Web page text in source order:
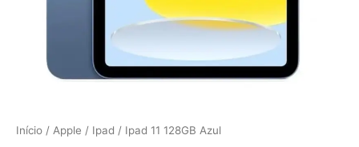
Início / Apple / Ipad / Ipad 11 128GB Azul